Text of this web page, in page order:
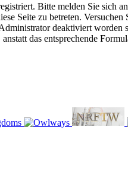
Bitte melden Sie sich
Seite zu betreten.
deaktiviert worden
das entsprechende